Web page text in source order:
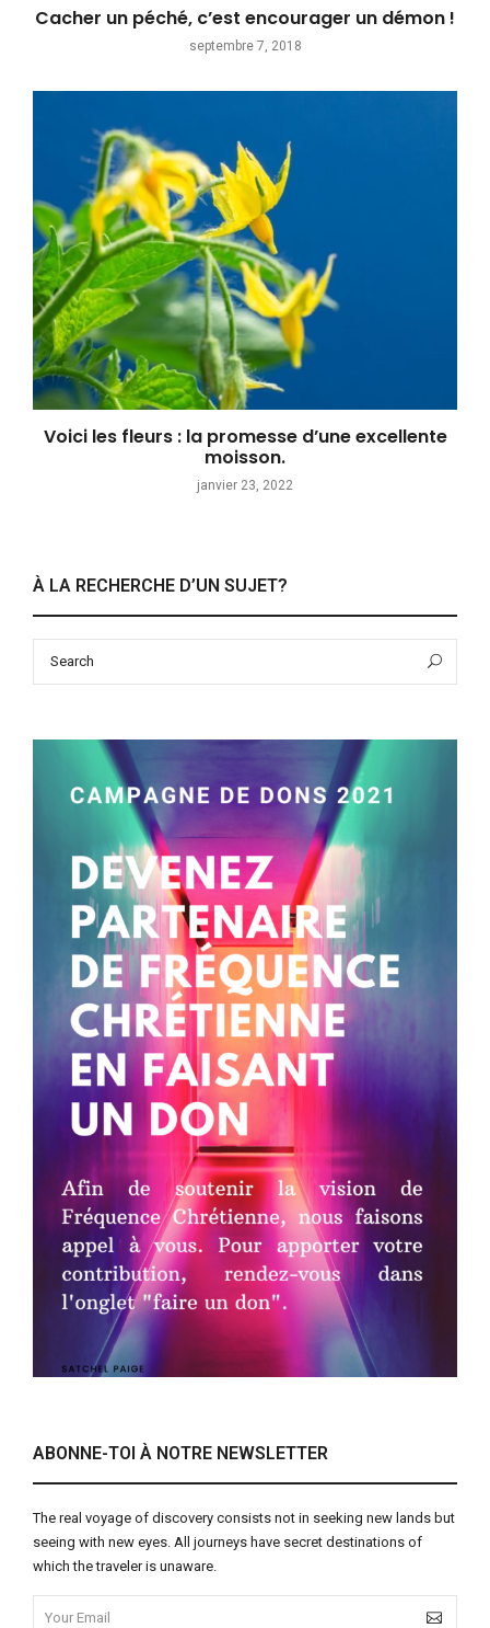
Cacher un péché, c’est encourager un démon !
septembre 7, 2018
Voici les fleurs : la promesse d’une excellente
moisson.
janvier 23, 2022
À LA RECHERCHE D’UN SUJET?
ABONNE-TOI À NOTRE NEWSLETTER
The real voyage of discovery consists not in seeking new lands but
seeing with new eyes. All journeys have secret destinations of
which the traveler is unaware.